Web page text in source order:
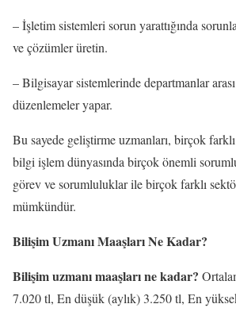
– İşletim sistemleri sorun yarattığında
ve çözümler üretin.
– Bilgisayar sistemlerinde departmanlar
düzenlemeler yapar.
Bu sayede geliştirme uzmanları, birçok
bilgi işlem dünyasında birçok önemli
görev ve sorumluluklar ile birçok farklı
mümkündür.
Bilişim Uzmanı Maaşları Ne Kadar?
Bilişim uzmanı maaşları ne kadar?
7.020 tl, En düşük (aylık) 3.250 tl, En